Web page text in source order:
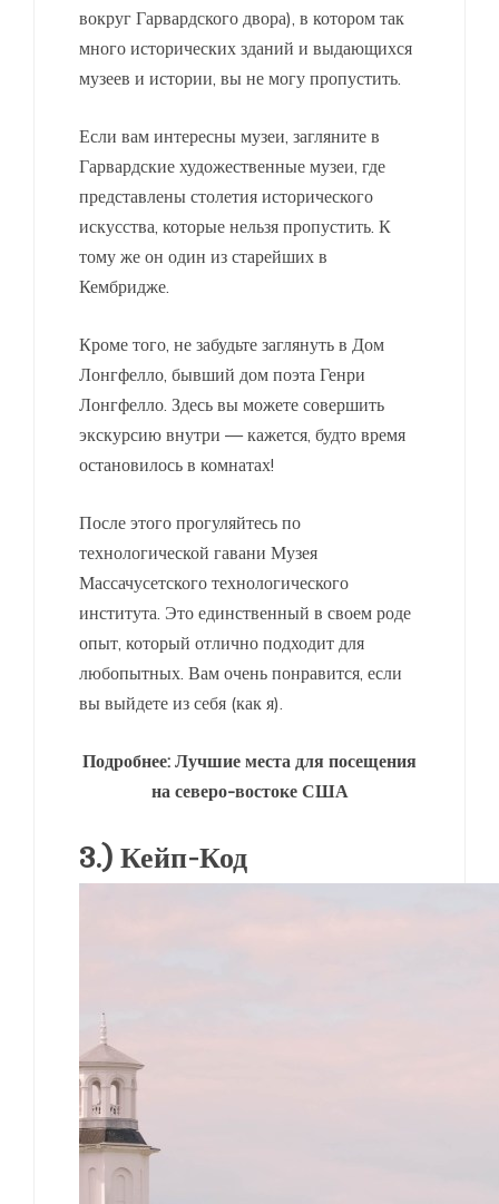
вокруг Гарвардского двора), в котором так
много исторических зданий и выдающихся
музеев и истории, вы не могу пропустить.
Если вам интересны музеи, загляните в
Гарвардские художественные музеи, где
представлены столетия исторического
искусства, которые нельзя пропустить. К
тому же он один из старейших в
Кембридже.
Кроме того, не забудьте заглянуть в Дом
Лонгфелло, бывший дом поэта Генри
Лонгфелло. Здесь вы можете совершить
экскурсию внутри — кажется, будто время
остановилось в комнатах!
После этого прогуляйтесь по
технологической гавани Музея
Массачусетского технологического
института. Это единственный в своем роде
опыт, который отлично подходит для
любопытных. Вам очень понравится, если
вы выйдете из себя (как я).
Подробнее: Лучшие места для посещения
на северо-востоке США
3.) Кейп-Код